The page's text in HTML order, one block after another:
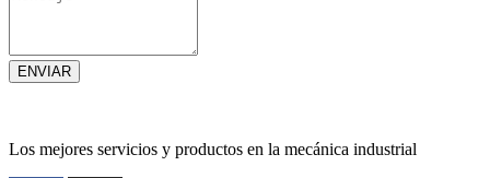
ENVIAR
Los mejores servicios y productos en la mecánica industrial